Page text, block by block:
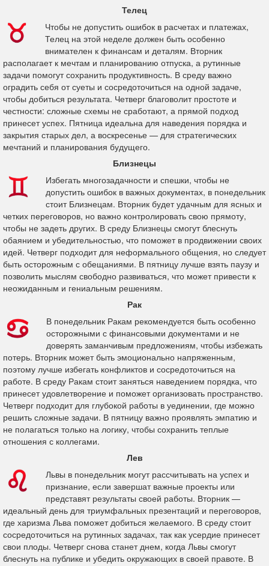
Телец
Чтобы не допустить ошибок в расчетах и платежах,
Телец на этой неделе должен быть особенно
внимателен к финансам и деталям. Вторник
располагает к мечтам и планированию отпуска, а рутинные
задачи помогут сохранить продуктивность. В среду важно
оградить себя от суеты и сосредоточиться на одной задаче,
чтобы добиться результата. Четверг благоволит простоте и
честности: сложные схемы не сработают, а прямой подход
принесет успех. Пятница идеальна для наведения порядка и
закрытия старых дел, а воскресенье — для стратегических
мечтаний и планирования будущего.
Близнецы
Избегать многозадачности и спешки, чтобы не
допустить ошибок в важных документах, в понедельник
стоит Близнецам. Вторник будет удачным для ясных и
четких переговоров, но важно контролировать свою прямоту,
чтобы не задеть других. В среду Близнецы смогут блеснуть
обаянием и убедительностью, что поможет в продвижении своих
идей. Четверг подходит для неформального общения, но следует
быть осторожным с обещаниями. В пятницу лучше взять паузу и
позволить мыслям свободно развиваться, что может привести к
неожиданным и гениальным решениям.
Рак
В понедельник Ракам рекомендуется быть особенно
осторожными с финансовыми документами и не
доверять заманчивым предложениям, чтобы избежать
потерь. Вторник может быть эмоционально напряженным,
поэтому лучше избегать конфликтов и сосредоточиться на
работе. В среду Ракам стоит заняться наведением порядка, что
принесет удовлетворение и поможет организовать пространство.
Четверг подходит для глубокой работы в уединении, где можно
решить сложные задачи. В пятницу важно проявлять эмпатию и
не полагаться только на логику, чтобы сохранить теплые
отношения с коллегами.
Лев
Львы в понедельник могут рассчитывать на успех и
признание, если завершат важные проекты или
представят результаты своей работы. Вторник —
идеальный день для триумфальных презентаций и переговоров,
где харизма Льва поможет добиться желаемого. В среду стоит
сосредоточиться на рутинных задачах, так как усердие принесет
свои плоды. Четверг снова станет днем, когда Львы смогут
блеснуть на публике и убедить окружающих в своей правоте. В